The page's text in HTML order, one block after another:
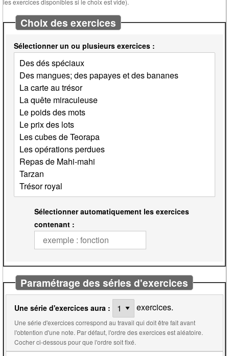
les exercices disponibles si le choix est vide).
Choix des exercices
Sélectionner un ou plusieurs exercices :
Sélectionner automatiquement les exercices
contenant :
Paramétrage des séries d'exercices
Une série d'exercices aura : exercices.
Une série d'exercices correspond au travail qui doit être fait avant
l'obtention d'une note. Par défaut, l'ordre des exercices est aléatoire.
Cocher ci-dessous pour que l'ordre soit fixé.